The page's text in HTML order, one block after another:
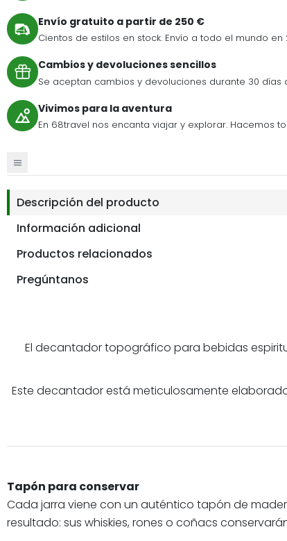
Envío gratuito a partir de 250 €
Cientos de estilos en stock. Envío a todo el mundo
Cambios y devoluciones sencillos
Se aceptan cambios y devoluciones durante 30
Vivimos para la aventura
En 68travel nos encanta viajar y explorar. Hacemos
Descripción del producto
Información adicional
Productos relacionados
Pregúntanos
El decantador topográfico para bebidas
Este decantador está meticulosamente
Tapón para conservar
Cada jarra viene con un auténtico tapón de
resultado: sus whiskies, rones o coñacs